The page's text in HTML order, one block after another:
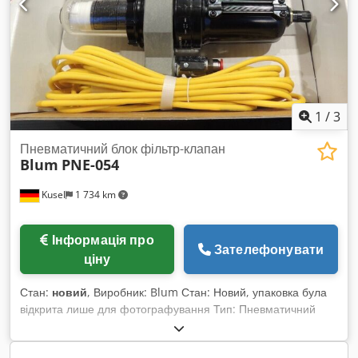
1 /3
Kusel 1 734 km
Пневматичний блок фільтр-клапан
Blum PNE-054
ціну
Зателефонувати
Стан: новий, Виробник: Blum Стан: Новий, упаковка була
відкрита лише для фотографування Тип: Пневматичний
блок Модель: PNE-054 Вузол: блок фільтр-клапан
Середовище: стиснене повітря Виконання: блок технічного